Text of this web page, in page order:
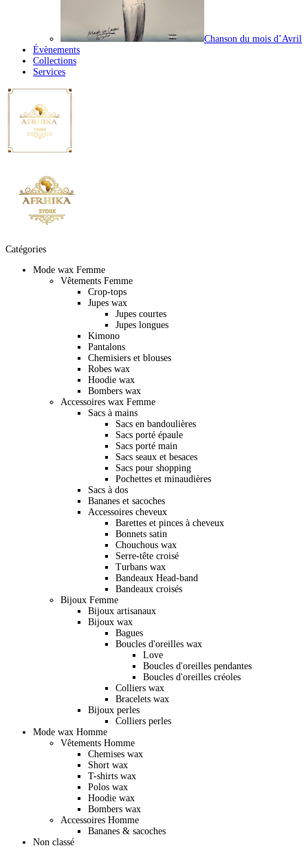
Chanson du mois d’Avril
Évènements
Collections
Services
Catégories
Mode wax Femme
Vêtements Femme
Crop-tops
Jupes wax
Jupes courtes
Jupes longues
Kimono
Pantalons
Chemisiers et blouses
Robes wax
Hoodie wax
Bombers wax
Accessoires wax Femme
Sacs à mains
Sacs en bandoulières
Sacs porté épaule
Sacs porté main
Sacs seaux et besaces
Sacs pour shopping
Pochettes et minaudières
Sacs à dos
Bananes et sacoches
Accessoires cheveux
Barettes et pinces à cheveux
Bonnets satin
Chouchous wax
Serre-tête croisé
Turbans wax
Bandeaux Head-band
Bandeaux croisés
Bijoux Femme
Bijoux artisanaux
Bijoux wax
Bagues
Boucles d'oreilles wax
Love
Boucles d'oreilles pendantes
Boucles d'oreilles créoles
Colliers wax
Bracelets wax
Bijoux perles
Colliers perles
Mode wax Homme
Vêtements Homme
Chemises wax
Short wax
T-shirts wax
Polos wax
Hoodie wax
Bombers wax
Accessoires Homme
Bananes & sacoches
Non classé